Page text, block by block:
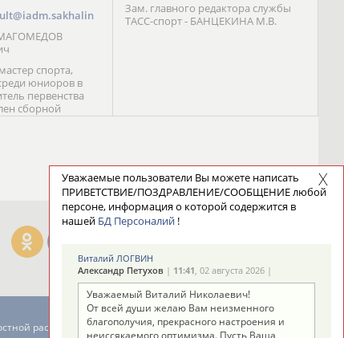
МАГОМЕДОВ
спорта,
юниоров в
первенства
сборной
С. Новиков;
В. Разницын;
(1999, 2000), член
команды
Зам. главного редактора службы
ТАСС-спорт - БАНЦЕКИНА М.В.
рассылке: 996
Уважаемые пользователи Вы можете написать
ПРИВЕТСТВИЕ/ПОЗДРАВЛЕНИЕ/СООБЩЕНИЕ любой
персоне, информация о которой содержится в
нашей БД Персоналий !
Виталий ЛОГВИН
Александр Петухов | 11:41, 02 августа 2026 |
Уважаемый Виталий Николаевич!
От всей души желаю Вам неизменного
благополучия, прекрасного настроения и
неиссякаемого оптимизма. Пусть Ваша